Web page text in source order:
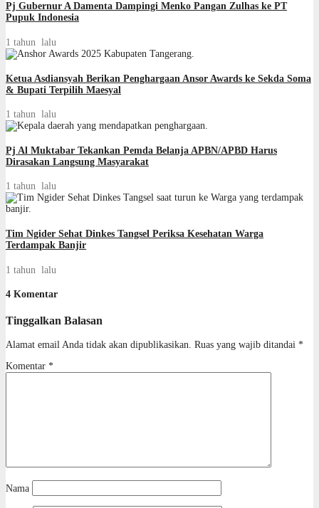
Pj Gubernur A Damenta Dampingi Menko Pangan Zulhas ke PT
Pupuk Indonesia
1 tahun lalu
Ketua Asdiansyah Berikan Penghargaan Ansor Awards ke Sekda Soma
& Bupati Terpilih Maesyal
1 tahun lalu
Pj Al Muktabar Tekankan Pemda Belanja APBN/APBD Harus
Dirasakan Langsung Masyarakat
1 tahun lalu
Tim Ngider Sehat Dinkes Tangsel Periksa Kesehatan Warga
Terdampak Banjir
1 tahun lalu
4 Komentar
Tinggalkan Balasan
Alamat email Anda tidak akan dipublikasikan. Ruas yang wajib ditandai *
Komentar *
Nama